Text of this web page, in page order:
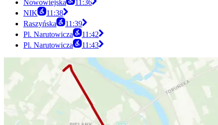
Nowowiejska
11:36
NIK
11:38
Raszyńska
11:39
Pl. Narutowicza
11:42
Pl. Narutowicza
11:43